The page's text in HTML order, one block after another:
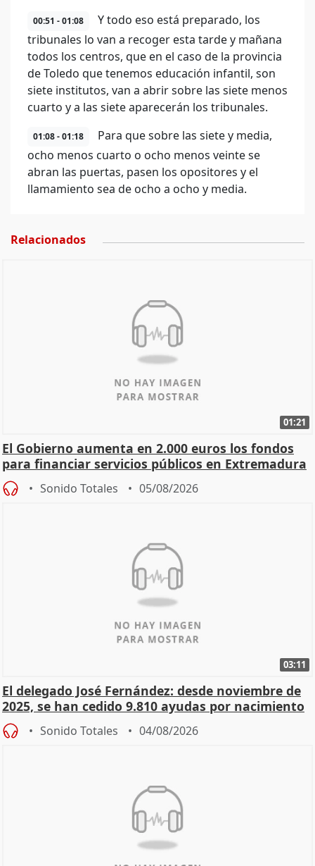
00:51 - 01:08
Y todo eso está preparado, los
tribunales lo van a recoger esta tarde y mañana
todos los centros, que en el caso de la provincia
de Toledo que tenemos educación infantil, son
siete institutos, van a abrir sobre las siete menos
cuarto y a las siete aparecerán los tribunales.
01:08 - 01:18
Para que sobre las siete y media,
ocho menos cuarto o ocho menos veinte se
abran las puertas, pasen los opositores y el
llamamiento sea de ocho a ocho y media.
Relacionados
01:21
El Gobierno aumenta en 2.000 euros los fondos
para financiar servicios públicos en Extremadura
Sonido Totales 05/08/2026
03:11
El delegado José Fernández: desde noviembre de
2025, se han cedido 9.810 ayudas por nacimiento
Sonido Totales 04/08/2026